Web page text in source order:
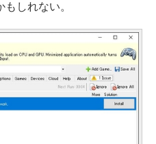
しれない。